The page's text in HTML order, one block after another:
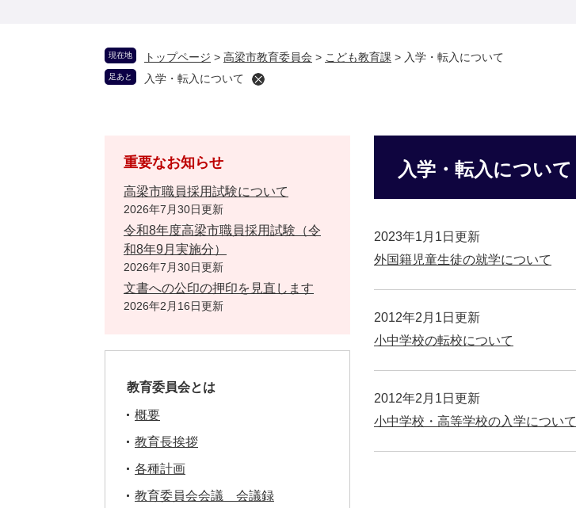
現在地 トップページ > 高梁市教育委員会 > こども教育課 > 入学・転入について
足あと 入学・転入について
入学・転入について
2023年1月1日更新
外国籍児童生徒の就学について
2012年2月1日更新
小中学校の転校について
2012年2月1日更新
小中学校・高等学校の入学について
重要なお知らせ
高梁市職員採用試験について
2026年7月30日更新
令和8年度高梁市職員採用試験（令
和8年9月実施分）
2026年7月30日更新
文書への公印の押印を見直します
2026年2月16日更新
教育委員会とは
概要
教育長挨拶
各種計画
教育委員会会議 会議録